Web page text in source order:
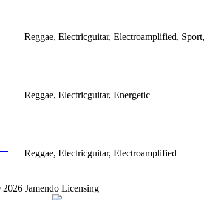
Reggae, Electricguitar, Electroamplified, Sport,
Reggae, Electricguitar, Energetic
Reggae, Electricguitar, Electroamplified
2026 Jamendo Licensing